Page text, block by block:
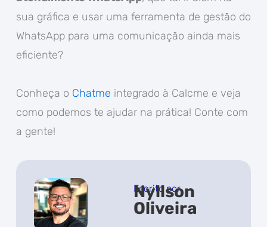
sua gráfica e usar uma ferramenta de gestão do
WhatsApp para uma comunicação ainda mais
eficiente?
Conheça o Chatme integrado à Calcme e veja
como podemos te ajudar na prática! Conte com
a gente!
Escrito por
Nyllson
Oliveira